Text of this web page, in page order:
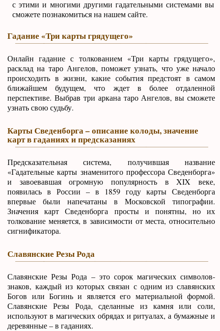
с этими и многими другими гадательными системами вы
сможете познакомиться на нашем сайте.
Гадание «Три карты грядущего»
Онлайн гадание с толкованием «Три карты грядущего»,
расклад на таро Ангелов, поможет узнать, что уже начало
происходить в жизни, какие события предстоят в самом
ближайшем будущем, что ждет в более отдаленной
перспективе. Выбрав три аркана таро Ангелов, вы сможете
узнать свою судьбу.
Карты Сведенборга – описание колоды, значение
карт в гаданиях и предсказаниях
Предсказательная система, получившая название
«Гадательные карты знаменитого профессора Сведенборга»
и завоевавшая огромную популярность в XIX веке,
появилась в России – в 1859 году карты Сведенборга
впервые были напечатаны в Московской типографии.
Значения карт Сведенборга просты и понятны, но их
толкование меняется, в зависимости от места, относительно
сигнификатора.
Славянские Резы Рода
Славянские Резы Рода – это сорок магических символов-
знаков, каждый из которых связан с одним из славянских
Богов или Богинь и является его материальной формой.
Славянские Резы Рода, сделанные из камня или соли,
используют в магических обрядах и ритуалах, а бумажные и
деревянные – в гаданиях.